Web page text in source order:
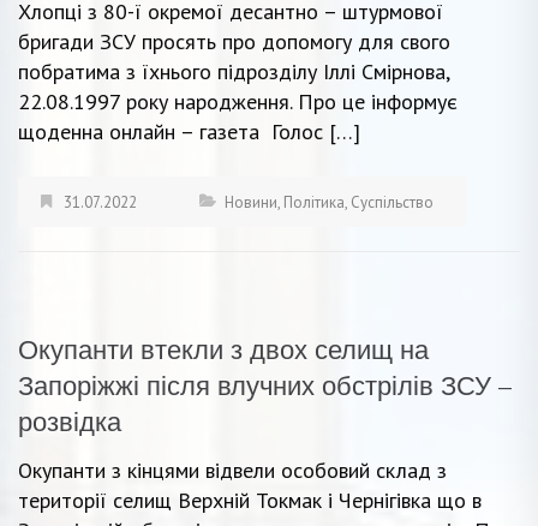
Хлопці з 80-ї окремої десантно – штурмової
бригади ЗСУ просять про допомогу для свого
побратима з їхнього підрозділу Іллі Смірнова,
22.08.1997 року народження. Про це інформує
щоденна онлайн – газета Голос […]
31.07.2022 Новини, Політика, Суспільство
Окупанти втекли з двох селищ на
Запоріжжі після влучних обстрілів ЗСУ –
розвідка
Окупанти з кінцями відвели особовий склад з
території селищ Верхній Токмак і Чернігівка що в